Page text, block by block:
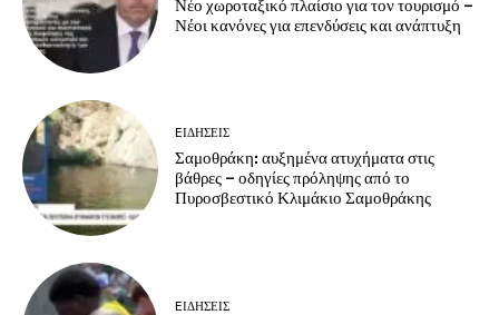
Νέο χωροταξικό πλαίσιο για τον τουρισμό –
Νέοι κανόνες για επενδύσεις και ανάπτυξη
EΙΔΗΣΕΙΣ
Σαμοθράκη: αυξημένα ατυχήματα στις
βάθρες – οδηγίες πρόληψης από το
Πυροσβεστικό Κλιμάκιο Σαμοθράκης
EΙΔΗΣΕΙΣ